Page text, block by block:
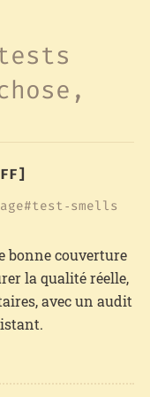
test‑smells
bonne couverture
la qualité réelle,
avec un audit